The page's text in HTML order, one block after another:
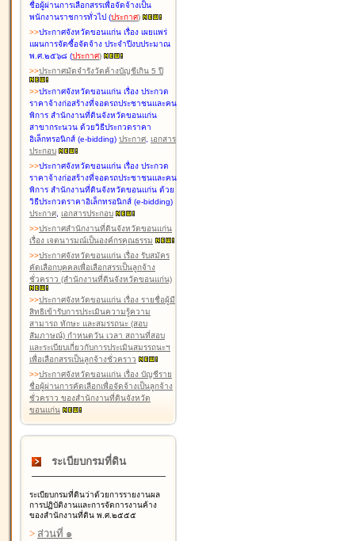
ชื่อผู้ผ่านการเลือกสรรเพื่อจัดจ้างเป็น
พนักงานราชการทั่วไป (ประกาศ)
>>ประกาศจังหวัดขอนแก่น เรื่อง เผยแพร่
แผนการจัดซื้อจัดจ้าง ประจำปีงบประมาณ
พ.ศ.๒๕๖๘ (ประกาศ)
>>ประกาศมัดจำรังวัดค้างบัญชีเกิน 5 ปี
>>ประกาศจังหวัดขอนแก่น เรื่อง ประกวด
ราคาจ้างก่อสร้างที่จอดรถประชาชนและคน
พิการ สำนักงานที่ดินจังหวัดขอนแก่น
สาขากระนวน ด้วยวิธีประกวดราคา
อิเล็กทรอนิกส์ (e-bidding) ประกาศ, เอกสาร
ประกอบ
>>ประกาศจังหวัดขอนแก่น เรื่อง ประกวด
ราคาจ้างก่อสร้างที่จอดรถประชาชนและคน
พิการ สำนักงานที่ดินจังหวัดขอนแก่น ด้วย
วิธีประกวดราคาอิเล็กทรอนิกส์ (e-bidding)
ประกาศ, เอกสารประกอบ
>>ประกาศสำนักงานที่ดินจังหวัดขอนแก่น
เรื่อง เจตนารมณ์เป็นองค์กรคุณธรรม
>>ประกาศจังหวัดขอนแก่น เรื่อง รับสมัคร
คัดเลือกบุคคลเพื่อเลือกสรรเป็นลูกจ้าง
ชั่วคราว (สำนักงานที่ดินจังหวัดขอนแก่น)
>>ประกาศจังหวัดขอนแก่น เรื่อง รายชื่อผู้มี
สิทธิเข้ารับการประเมินความรู้ความ
สามารถ ทักษะ และสมรรถนะ (สอบ
สัมภาษณ์) กำหนดวัน เวลา สถานที่สอบ
และระเบียบเกี่ยวกับการประเมินสมรรถนะฯ
เพื่อเลือกสรรเป็นลูกจ้างชั่วคราว
>>ประกาศจังหวัดขอนแก่น เรื่อง บัญชีราย
ชื่อผู้ผ่านการคัดเลือกเพื่อจัดจ้างเป็นลูกจ้าง
ชั่วคราว ของสำนักงานที่ดินจังหวัด
ขอนแก่น
ระเบียบกรมที่ดิน
ระเบียบกรมที่ดินว่าด้วยการรายงานผล
การปฏิบัติงานและการจัดการงานค้าง
ของสำนักงานที่ดิน พ.ศ.๒๕๕๕
> ส่วนที่ ๑